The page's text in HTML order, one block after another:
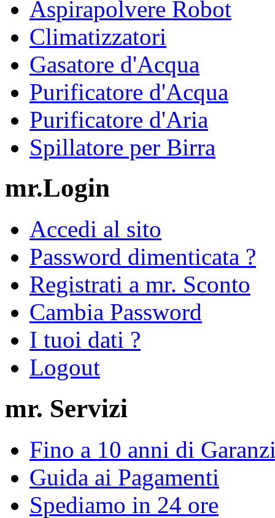
Aspirapolvere Robot
Climatizzatori
Gasatore d'Acqua
Purificatore d'Acqua
Purificatore d'Aria
Spillatore per Birra
mr.Login
Accedi al sito
Password dimenticata ?
Registrati a mr. Sconto
Cambia Password
I tuoi dati ?
Logout
mr. Servizi
Fino a 10 anni di
Guida ai Pagamenti
Spediamo in 24 ore